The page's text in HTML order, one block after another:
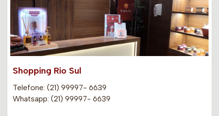
Shopping Rio Sul
Telefone: (21) 99997- 6639
Whatsapp: (21) 99997- 6639